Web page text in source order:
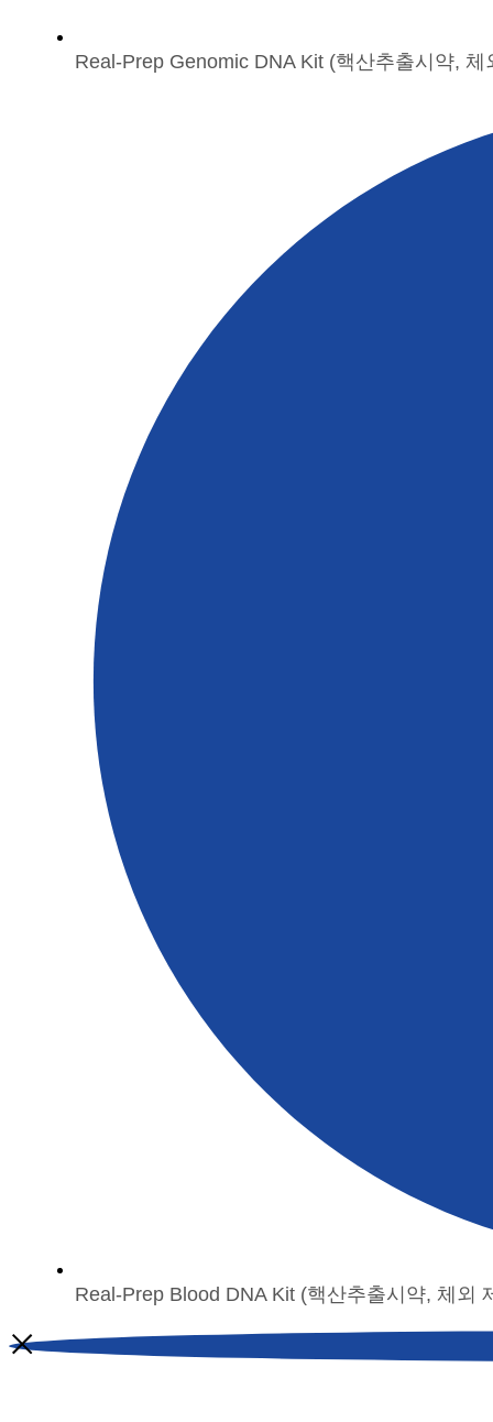
Real-Prep Genomic DNA Kit (핵산추출시약,
Real-Prep Blood DNA Kit (핵산추출시약, 체외